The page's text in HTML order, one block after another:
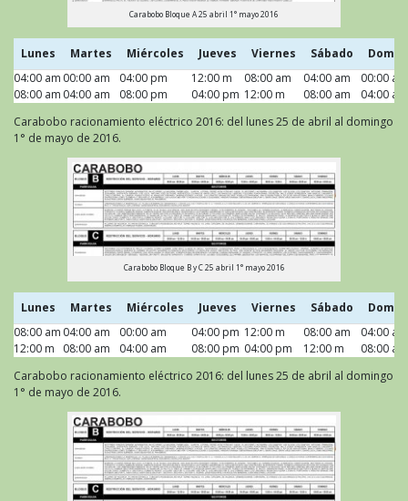
Carabobo Bloque A 25 abril 1° mayo 2016
Lunes Martes Miércoles Jueves Viernes Sábado
Lunes
Martes Miércoles Jueves Viernes Sábado
04:00 am
08:00 am
00:00 am
04:00 am
04:00 pm
08:00 pm
12:00 m
04:00 pm
08:00 am
12:00 m
04:00 am
08:00 am
00:00 am
04:00 am
Carabobo racionamiento eléctrico 2016: del lunes 25 de abril al domingo
1° de mayo de 2016.
Carabobo Bloque B y C 25 abril 1° mayo 2016
Lunes Martes Miércoles Jueves Viernes Sábado
Lunes
Martes Miércoles Jueves Viernes Sábado
08:00 am
12:00 m
04:00 am
08:00 am
00:00 am
04:00 am
04:00 pm
08:00 pm
12:00 m
04:00 pm
08:00 am
12:00 m
04:00 am
08:00 am
Carabobo racionamiento eléctrico 2016: del lunes 25 de abril al domingo
1° de mayo de 2016.